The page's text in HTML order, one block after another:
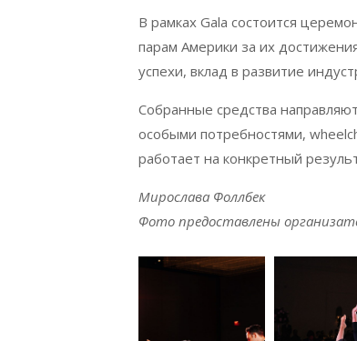
В рамках Gala состоится
парам Америки за их
успехи, вклад в развитие
Собранные средства
особыми потребностями,
работает на конкретный
Мирослава Фоллбек
Фото предоставлены